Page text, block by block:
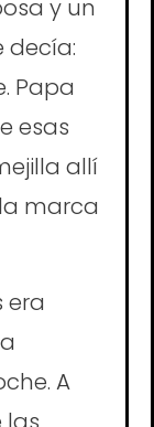
y un
decía:
Papa
esas
allí
marca
era
A